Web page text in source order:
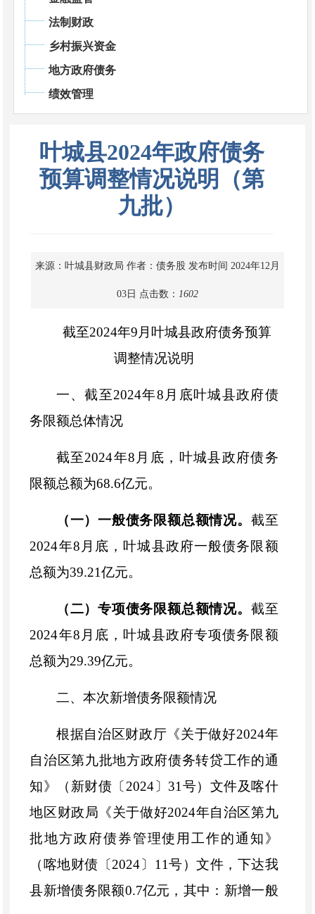
法制财政
乡村振兴资金
地方政府债务
绩效管理
叶城县2024年政府债务
预算调整情况说明（第
九批）
来源：叶城县财政局 作者：债务股 发布时间 2024年12月
03日 点击数： 1602
截至2024年9月叶城县政府债务预算
调整情况说明
一、截至2024年8月底叶城县政府债
务限额总体情况
截至2024年8月底，叶城县政府债务
限额总额为68.6亿元。
（一）一般债务限额总额情况。 截至
2024年8月底，叶城县政府一般债务限额
总额为39.21亿元。
（二）专项债务限额总额情况。 截至
2024年8月底，叶城县政府专项债务限额
总额为29.39亿元。
二、本次新增债务限额情况
根据自治区财政厅《关于做好2024年
自治区第九批地方政府债务转贷工作的通
知》（新财债〔2024〕31号）文件及喀什
地区财政局《关于做好2024年自治区第九
批地方政府债券管理使用工作的通知》
（喀地财债〔2024〕11号）文件，下达我
县新增债务限额0.7亿元，其中：新增一般